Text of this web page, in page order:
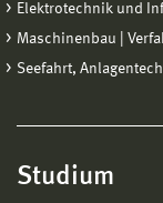
Elektrotechnik und
Maschinenbau |
Seefahrt,
Studium